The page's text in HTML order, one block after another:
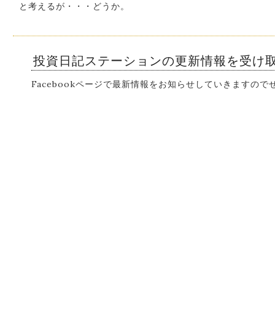
と考えるが・・・どうか。
投資日記ステーションの更新情報を受け
Facebookページで最新情報をお知らせしていきますので